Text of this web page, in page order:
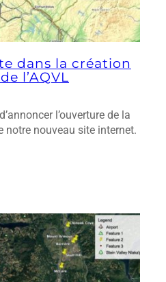
dans la création
l’AQVL
l’ouverture de la
notre nouveau site internet.